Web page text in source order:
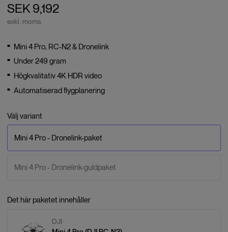
SEK 9,192
exkl. moms
Mini 4 Pro, RC-N2 & Dronelink
Under 249 gram
Högkvalitativ 4K HDR video
Automatiserad flygplanering
Välj variant
Mini 4 Pro - Dronelink-paket
Mini 4 Pro - Dronelink-guldpaket
Det här paketet innehåller
DJI